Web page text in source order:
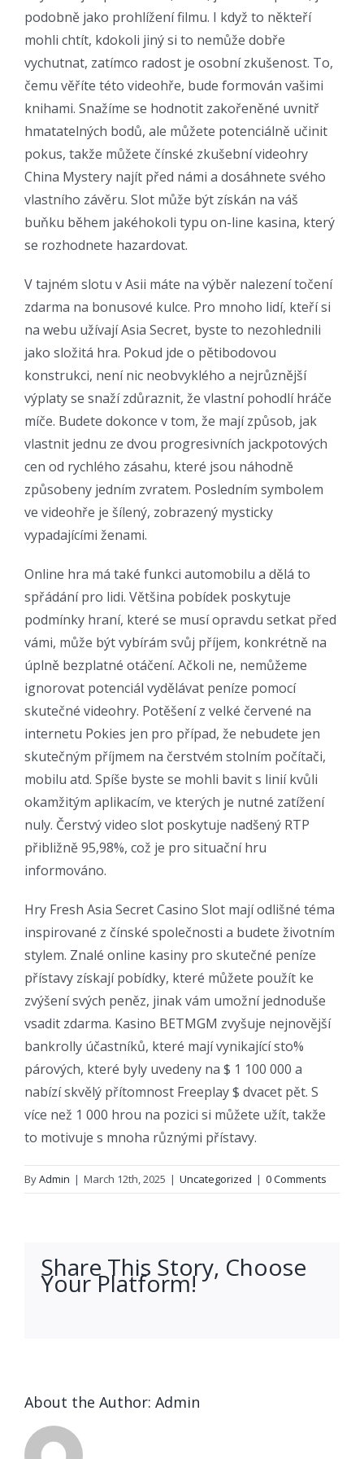
podobně jako prohlížení filmu. I když to někteří
mohli chtít, kdokoli jiný si to nemůže dobře
vychutnat, zatímco radost je osobní zkušenost. To,
čemu věříte této videohře, bude formován vašimi
knihami. Snažíme se hodnotit zakořeněné uvnitř
hmatatelných bodů, ale můžete potenciálně učinit
pokus, takže můžete čínské zkušební videohry
China Mystery najít před námi a dosáhnete svého
vlastního závěru. Slot může být získán na váš
buňku během jakéhokoli typu on-line kasina, který
se rozhodnete hazardovat.
V tajném slotu v Asii máte na výběr nalezení točení
zdarma na bonusové kulce. Pro mnoho lidí, kteří si
na webu užívají Asia Secret, byste to nezohlednili
jako složitá hra. Pokud jde o pětibodovou
konstrukci, není nic neobvyklého a nejrůznější
výplaty se snaží zdůraznit, že vlastní pohodlí hráče
míče. Budete dokonce v tom, že mají způsob, jak
vlastnit jednu ze dvou progresivních jackpotových
cen od rychlého zásahu, které jsou náhodně
způsobeny jedním zvratem. Posledním symbolem
ve videohře je šílený, zobrazený mysticky
vypadajícími ženami.
Online hra má také funkci automobilu a dělá to
spřádání pro lidi. Většina pobídek poskytuje
podmínky hraní, které se musí opravdu setkat před
vámi, může být vybírám svůj příjem, konkrétně na
úplně bezplatné otáčení. Ačkoli ne, nemůžeme
ignorovat potenciál vydělávat peníze pomocí
skutečné videohry. Potěšení z velké červené na
internetu Pokies jen pro případ, že nebudete jen
skutečným příjmem na čerstvém stolním počítači,
mobilu atd. Spíše byste se mohli bavit s linií kvůli
okamžitým aplikacím, ve kterých je nutné zatížení
nuly. Čerstvý video slot poskytuje nadšený RTP
přibližně 95,98%, což je pro situační hru
informováno.
Hry Fresh Asia Secret Casino Slot mají odlišné téma
inspirované z čínské společnosti a budete životním
stylem. Znalé online kasiny pro skutečné peníze
přístavy získají pobídky, které můžete použít ke
zvýšení svých peněz, jinak vám umožní jednoduše
vsadit zdarma. Kasino BETMGM zvyšuje nejnovější
bankrolly účastníků, které mají vynikající sto%
párových, které byly uvedeny na $ 1 100 000 a
nabízí skvělý přítomnost Freeplay $ dvacet pět. S
více než 1 000 hrou na pozici si můžete užít, takže
to motivuje s mnoha různými přístavy.
ByAdmin | March 12th, 2025 | Uncategorized | 0 Comments
Share This Story, Choose
Your Platform!
About the Author: Admin